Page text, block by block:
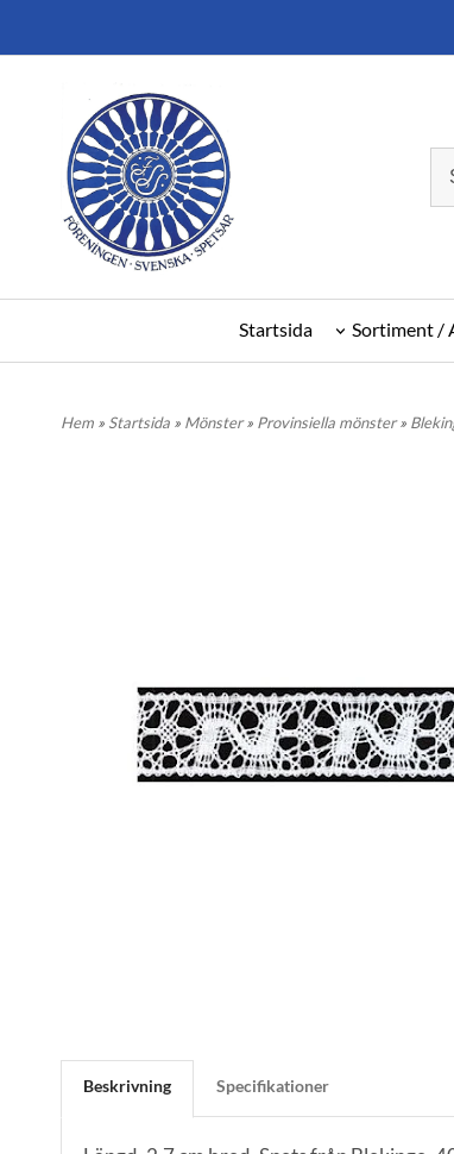
Startsida Sortiment /
Hem » Startsida » Mönster» Provinsiella mönster»
Beskrivning Specifikationer